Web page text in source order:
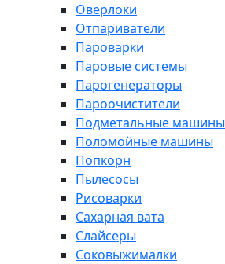
Оверлоки
Отпариватели
Пароварки
Паровые системы
Парогенераторы
Пароочистители
Подметальные машины
Поломойные машины
Попкорн
Пылесосы
Рисоварки
Сахарная вата
Слайсеры
Соковыжималки